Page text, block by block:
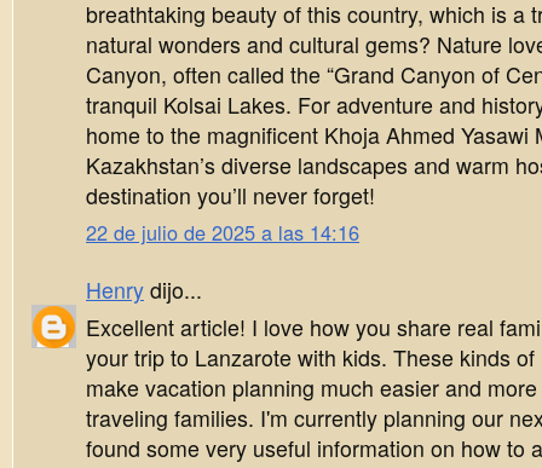
breathtaking beauty of this country, which is a
natural wonders and cultural gems? Nature
Canyon, often called the “Grand Canyon of
tranquil Kolsai Lakes. For adventure and
home to the magnificent Khoja Ahmed Yasawi
Kazakhstan’s diverse landscapes and warm
destination you’ll never forget!
22 de julio de 2025 a las 14:16
Henry dijo...
Excellent article! I love how you share real
your trip to Lanzarote with kids. These kinds
make vacation planning much easier and
traveling families. I'm currently planning our
found some very useful information on how to